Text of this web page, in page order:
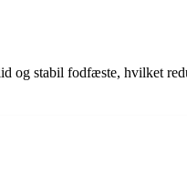
og stabil fodfæste, hvilket